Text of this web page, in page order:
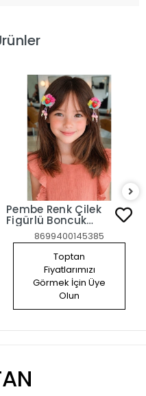
Pembe Renk Çilek
Figürlü Boncuk
Detaylı 2'li Yan
Toka Set8699400145385
Toptan
Fiyatlarımızı
Görmek İçin Üye
Olun